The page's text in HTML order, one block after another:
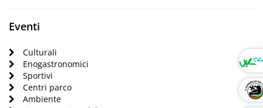
Eventi
Culturali
Enogastronomici
Sportivi
Centri parco
Ambiente